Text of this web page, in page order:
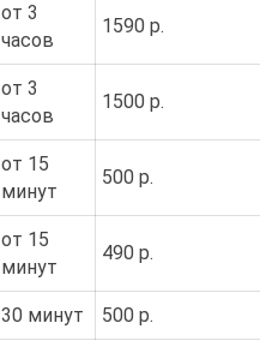
от 3
часов
1590 р.
от 3
часов
1500 р.
от 15
минут
500 р.
от 15
минут
490 р.
30 минут 500 р.